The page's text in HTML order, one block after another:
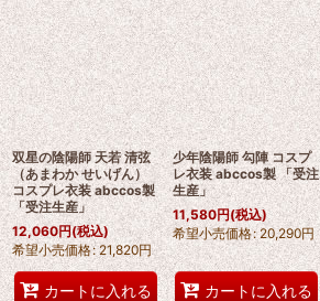
並び順:
絞り込む
双星の陰陽師 天若 清弦
（あまわか せいげん）
コスプレ衣装 abccos製
「受注生産」
12,060円(税込)
希望小売価格: 21,820円
カートに入れる
少年陰陽師 勾陣 コスプ
レ衣装 abccos製 「受注
生産」
11,580円(税込)
希望小売価格: 20,290円
カートに入れる